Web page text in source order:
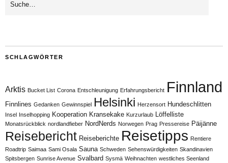
SCHLAGWÖRTER
Arktis Bucket List Corona Entschleunigung Erfahrungsbericht Finnland
Finnlines Gedanken Gewinnspiel Helsinki Herzensort Hundeschlitten
Insel Inselhopping Kooperation Kransekake Kurzurlaub Löffelliste
Monatsrückblick nordlandfieber NordNerds Norwegen Prag Pressereise Päijänne
Reisebericht Reiseberichte Reisetipps Rentiere
Roadtrip Saimaa Sami Osala Sauna Schweden Sehenswürdigkeiten Skandinavien
Spitsbergen Sunrise Avenue Svalbard Sysmä Weihnachten westliches Seenland